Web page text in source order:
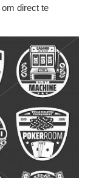
​​om direct te